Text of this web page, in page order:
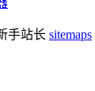
手站长 sitemaps